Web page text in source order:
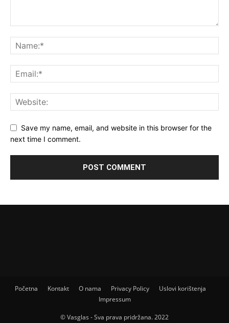
Save my name, email, and website in this browser for the
next time I comment.
Početna Kontakt O nama Privacy Policy
Uslovi korištenja
Impressum
© Vasglas - Sva prava pridržana. 2022